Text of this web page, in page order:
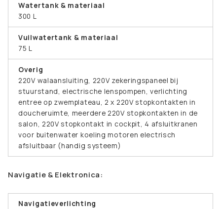
Watertank & materiaal
300 L
Vuilwatertank & materiaal
75 L
Overig
220V walaansluiting, 220V zekeringspaneel bij
stuurstand, electrische lenspompen, verlichting
entree op zwemplateau, 2 x 220V stopkontakten in
doucheruimte, meerdere 220V stopkontakten in de
salon, 220V stopkontakt in cockpit, 4 afsluitkranen
voor buitenwater koeling motoren electrisch
afsluitbaar (handig systeem)
Navigatie & Elektronica:
Navigatieverlichting